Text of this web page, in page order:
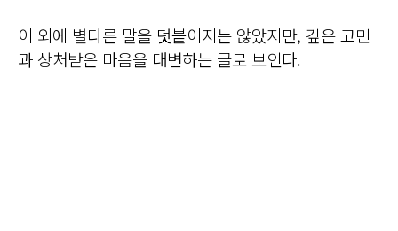
이 외에 별다른 말을 덧붙이지는 않았지만, 깊은 고민
과 상처받은 마음을 대변하는 글로 보인다.